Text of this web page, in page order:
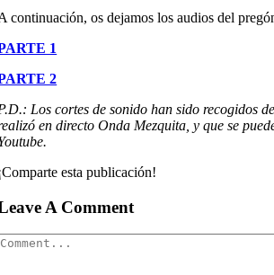
continuación, os dejamos los audios del
1
2
Los cortes de sonido han sido recogidos
en directo Onda Mezquita, y que se
esta publicación!
A Comment